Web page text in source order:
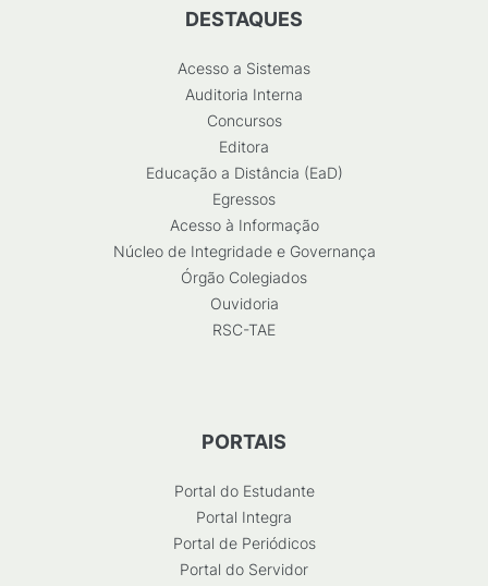
DESTAQUES
Acesso a Sistemas
Auditoria Interna
Concursos
Editora
Educação a Distância (EaD)
Egressos
Acesso à Informação
Núcleo de Integridade e Governança
Órgão Colegiados
Ouvidoria
RSC-TAE
PORTAIS
Portal do Estudante
Portal Integra
Portal de Periódicos
Portal do Servidor